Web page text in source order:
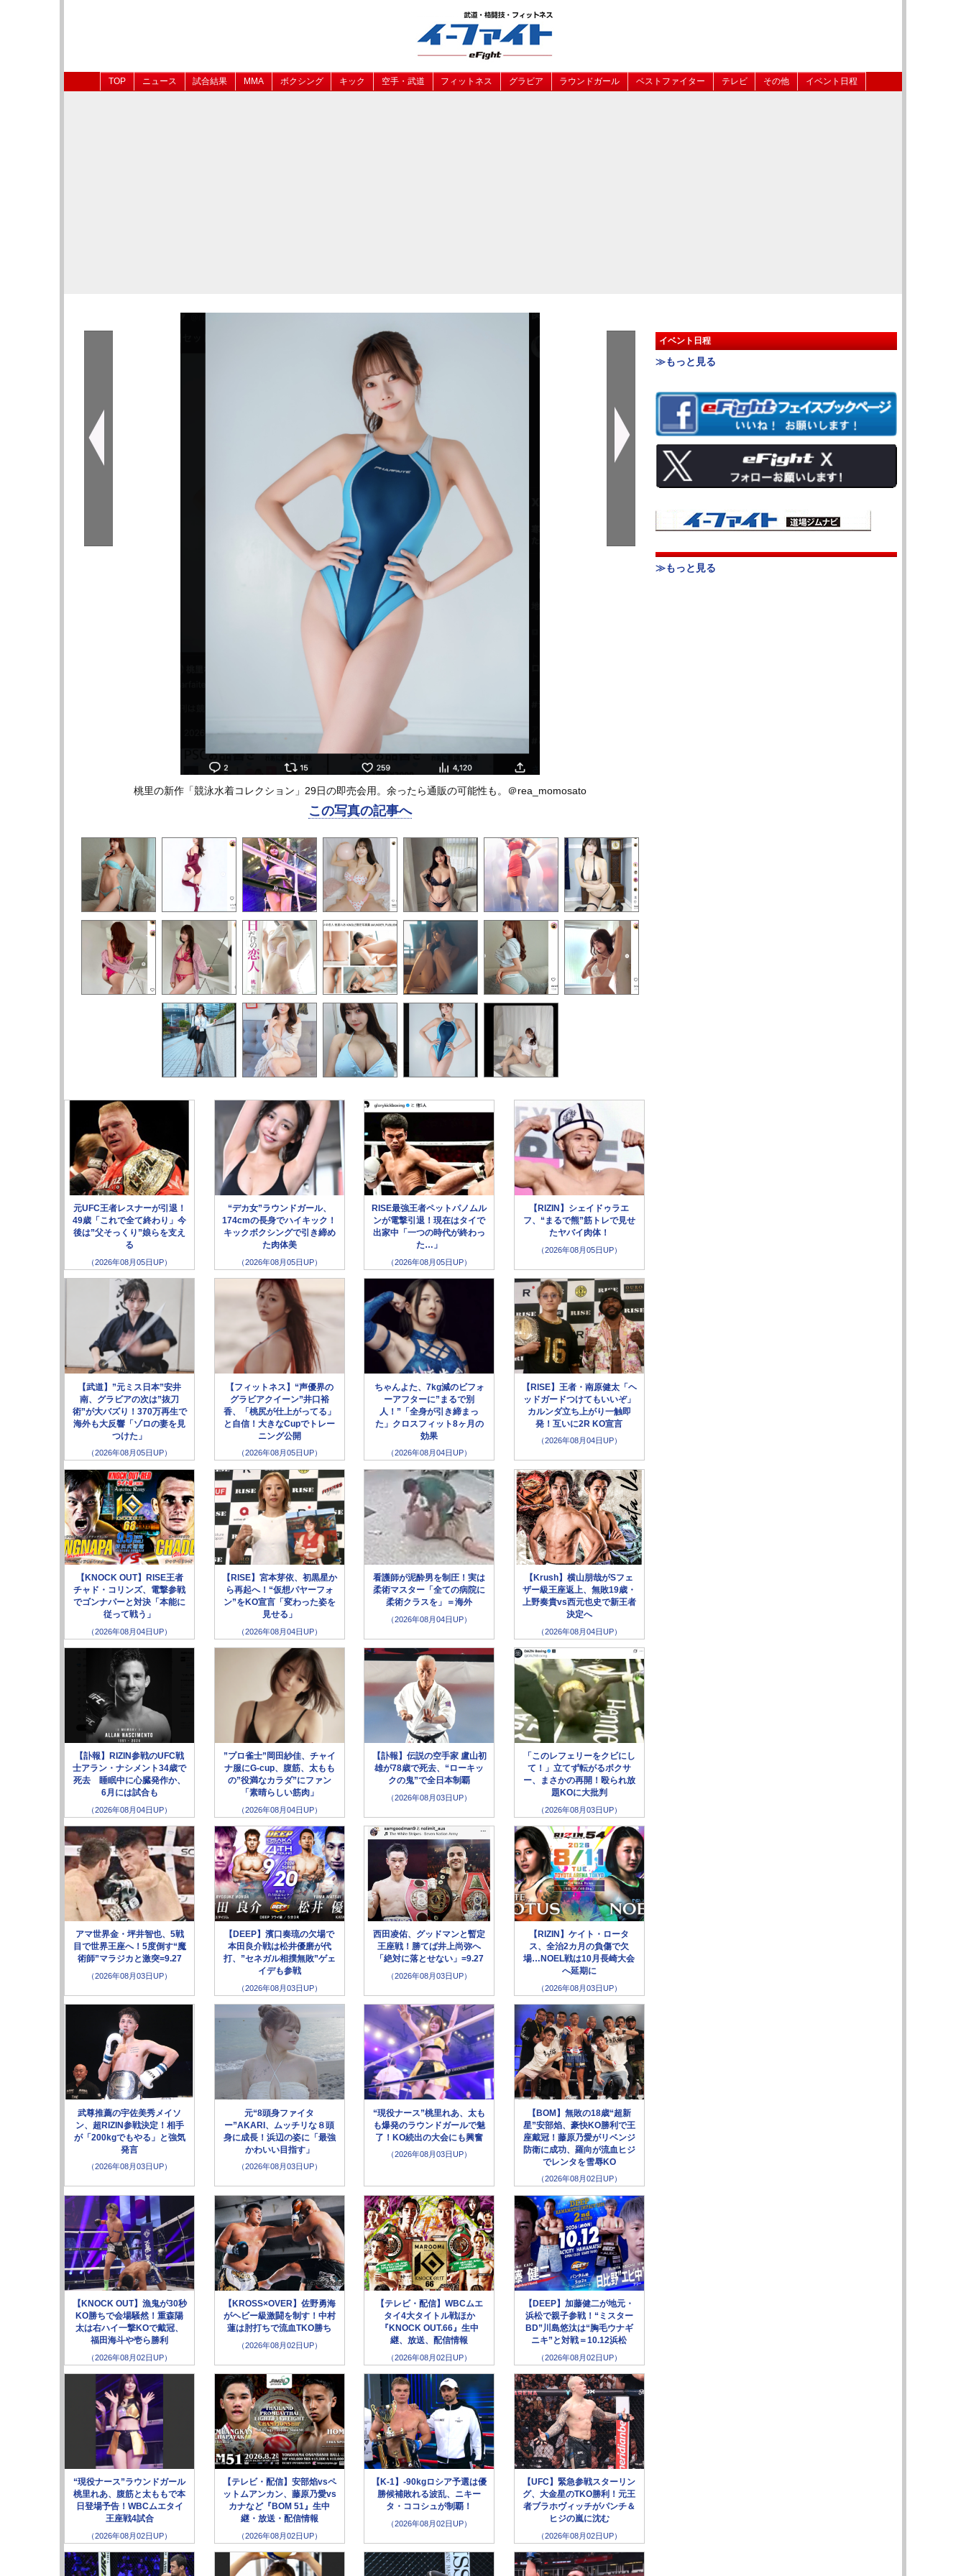
TOP ニュース 試合結果 MMA ボクシング キック 空手・武道 フィットネス グラビア ラウンドガール ベストファイター テレビ その他 イベント日程
桃里の新作「競泳水着コレクション」29日の即売会用。余ったら通販の可能性も。＠rea_momosato
この写真の記事へ
元UFC王者レスナーが引退！
49歳「これで全て終わり」今
後は”父そっくり”娘らを支え
る
（2026年08月05日UP）
“デカ女”ラウンドガール、
174cmの長身でハイキック！
キックボクシングで引き締め
た肉体美
（2026年08月05日UP）
RISE最強王者ペットパノムル
ンが電撃引退！現在はタイで
出家中「一つの時代が終わっ
た…」
（2026年08月05日UP）
【RIZIN】シェイドゥラエ
フ、“まるで熊”筋トレで見せ
たヤバイ肉体！
（2026年08月05日UP）
【武道】”元ミス日本”安井
南、グラビアの次は”抜刀
術”が大バズり！370万再生で
海外も大反響「ゾロの妻を見
つけた」
（2026年08月05日UP）
【フィットネス】“声優界の
グラビアクイーン”井口裕
香、「桃尻が仕上がってる」
と自信！大きなCupでトレー
ニング公開
（2026年08月05日UP）
ちゃんよた、7kg減のビフォ
ーアフターに”まるで別
人！”「全身が引き締まっ
た」クロスフィット8ヶ月の
効果
（2026年08月04日UP）
【RISE】王者・南原健太「ヘ
ッドガードつけてもいいぞ」
カルンダ立ち上がり一触即
発！互いに2R KO宣言
（2026年08月04日UP）
【KNOCK OUT】RISE王者
チャド・コリンズ、電撃参戦
でゴンナパーと対決「本能に
従って戦う」
（2026年08月04日UP）
【RISE】宮本芽依、初黒星か
ら再起へ！“仮想パヤーフォ
ン”をKO宣言「変わった姿を
見せる」
（2026年08月04日UP）
看護師が泥酔男を制圧！実は
柔術マスター「全ての病院に
柔術クラスを」＝海外
（2026年08月04日UP）
【Krush】横山朋哉がSフェ
ザー級王座返上、無敗19歳・
上野奏貴vs西元也史で新王者
決定へ
（2026年08月04日UP）
【訃報】RIZIN参戦のUFC戦
士アラン・ナシメント34歳で
死去 睡眠中に心臓発作か、
6月には試合も
（2026年08月04日UP）
”プロ雀士”岡田紗佳、チャイ
ナ服にG-cup、腹筋、太もも
の”役満なカラダ”にファン
「素晴らしい筋肉」
（2026年08月04日UP）
【訃報】伝説の空手家 盧山初
雄が78歳で死去、“ローキッ
クの鬼”で全日本制覇
（2026年08月03日UP）
「このレフェリーをクビにし
て！」立てず転がるボクサ
ー、まさかの再開！殴られ放
題KOに大批判
（2026年08月03日UP）
アマ世界金・坪井智也、5戦
目で世界王座へ！5度倒す“魔
術師”マラジカと激突=9.27
（2026年08月03日UP）
【DEEP】濱口奏琉の欠場で
本田良介戦は松井優磨が代
打、”セネガル相撲無敗”ゲェ
イデも参戦
（2026年08月03日UP）
西田凌佑、グッドマンと暫定
王座戦！勝てば井上尚弥へ
「絶対に落とせない」=9.27
（2026年08月03日UP）
【RIZIN】ケイト・ロータ
ス、全治2カ月の負傷で欠
場…NOEL戦は10月長崎大会
へ延期に
（2026年08月03日UP）
武尊推薦の宇佐美秀メイソ
ン、超RIZIN参戦決定！相手
が「200kgでもやる」と強気
発言
（2026年08月03日UP）
元“8頭身ファイタ
ー”AKARI、ムッチリな８頭
身に成長！浜辺の姿に「最強
かわいい目指す」
（2026年08月03日UP）
“現役ナース”桃里れあ、太も
も爆発のラウンドガールで魅
了！KO続出の大会にも興奮
（2026年08月03日UP）
【BOM】無敗の18歳“超新
星”安部焰、豪快KO勝利で王
座戴冠！藤原乃愛がリベンジ
防衛に成功、羅向が流血ヒジ
でレンタを雪辱KO
（2026年08月02日UP）
【KNOCK OUT】漁鬼が30秒
KO勝ちで会場騒然！重森陽
太は右ハイ一撃KOで戴冠、
福田海斗や壱ら勝利
（2026年08月02日UP）
【KROSS×OVER】佐野勇海
がヘビー級激闘を制す！中村
蓮は肘打ちで流血TKO勝ち
（2026年08月02日UP）
【テレビ・配信】WBCムエ
タイ4大タイトル戦ほか
『KNOCK OUT.66』生中
継、放送、配信情報
（2026年08月02日UP）
【DEEP】加藤健二が地元・
浜松で親子参戦！“ミスター
BD”川島悠汰は“胸毛ウナギ
ニキ”と対戦＝10.12浜松
（2026年08月02日UP）
“現役ナース”ラウンドガール
桃里れあ、腹筋と太ももで本
日登場予告！WBCムエタイ
王座戦4試合
（2026年08月02日UP）
【テレビ・配信】安部焰vsペ
ットムアンカン、藤原乃愛vs
カナなど『BOM 51』生中
継・放送・配信情報
（2026年08月02日UP）
【K-1】-90kgロシア予選は優
勝候補敗れる波乱、ニキー
タ・ココシュが制覇！
（2026年08月02日UP）
【UFC】緊急参戦スターリン
グ、大金星のTKO勝利！元王
者ブラホヴィッチがパンチ＆
ヒジの嵐に沈む
（2026年08月02日UP）
イベント日程
≫もっと見る
≫もっと見る